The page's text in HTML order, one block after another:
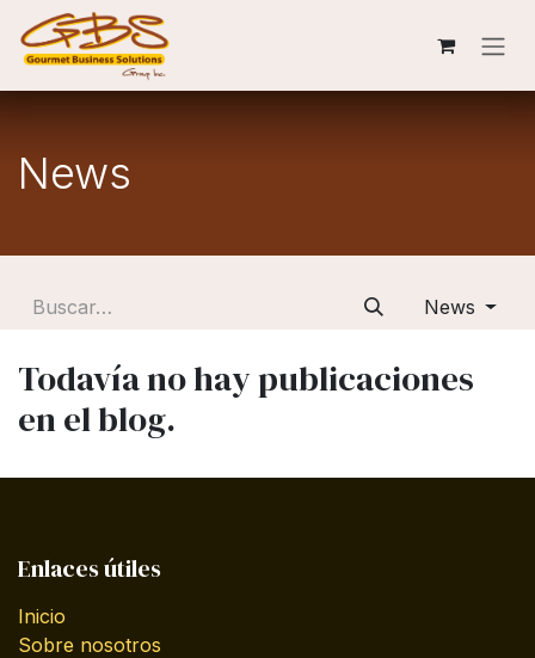
Ir al contenido
News
News
Todavía no hay publicaciones
en el blog.
Enlaces útiles
Inicio
Sobre nosotros